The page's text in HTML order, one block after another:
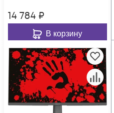
14 784 ₽
В корзину